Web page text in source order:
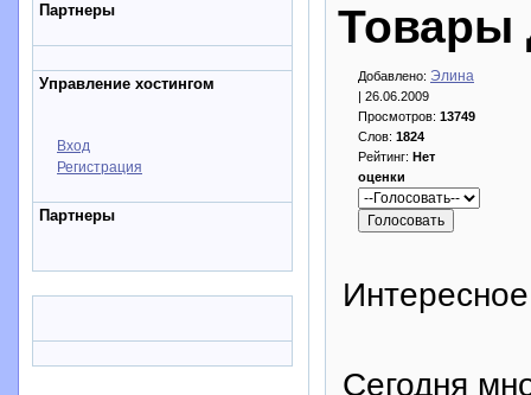
Партнеры
Управление хостингом
Вход
Регистрация
Партнеры
Товары
Добавлено: Элина
| 26.06.2009
Просмотров: 13749
Слов: 1824
Рейтинг: Нет
оценки
Сегодня